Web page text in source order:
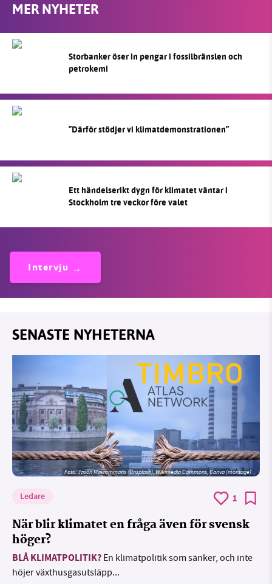
MER NYHETER
Storbanker öser in pengar i fossilbränslen och
petrokemi
”Därför stödjer vi klimatdemonstrationen”
Ett händelserikt dygn för klimatet väntar i
Stockholm tre veckor före valet
Intervju
SENASTE NYHETERNA
Foto: Jason Mavrommatis (Unsplash), Wikimedia Commons, Canva (montage)
Ledare 1
När blir klimatet en fråga även för svensk
höger?
BLÅ KLIMATPOLITIK? En klimatpolitik som sänker, och inte
höjer växthusgasutsläpp...